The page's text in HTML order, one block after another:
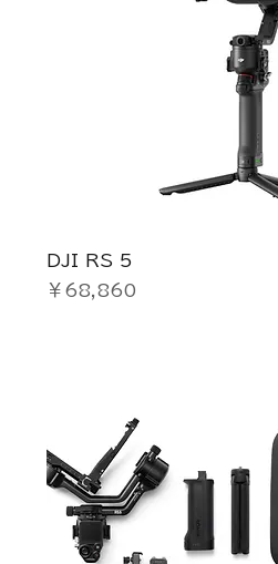
DJI RS 5
価格
￥68,860